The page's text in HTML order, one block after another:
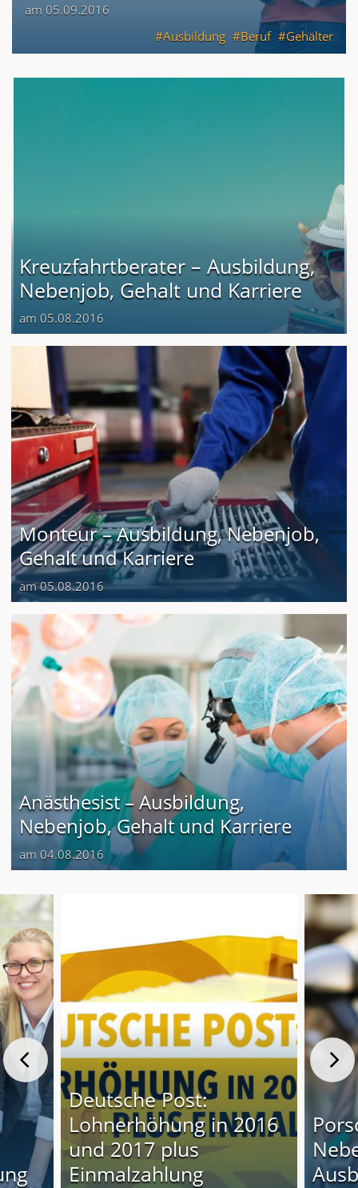
am 05.09.2016
Ausbildung
Beruf Gehälter
Kreuzfahrtberater – Ausbildung,
Nebenjob, Gehalt und Karriere
am 05.08.2016
Monteur – Ausbildung, Nebenjob,
Gehalt und Karriere
am 05.08.2016
Anästhesist – Ausbildung,
Nebenjob, Gehalt und Karriere
am 04.08.2016
Deutsche Post:
Lohnerhöhung in 2016
und 2017 plus
Einmalzahlung